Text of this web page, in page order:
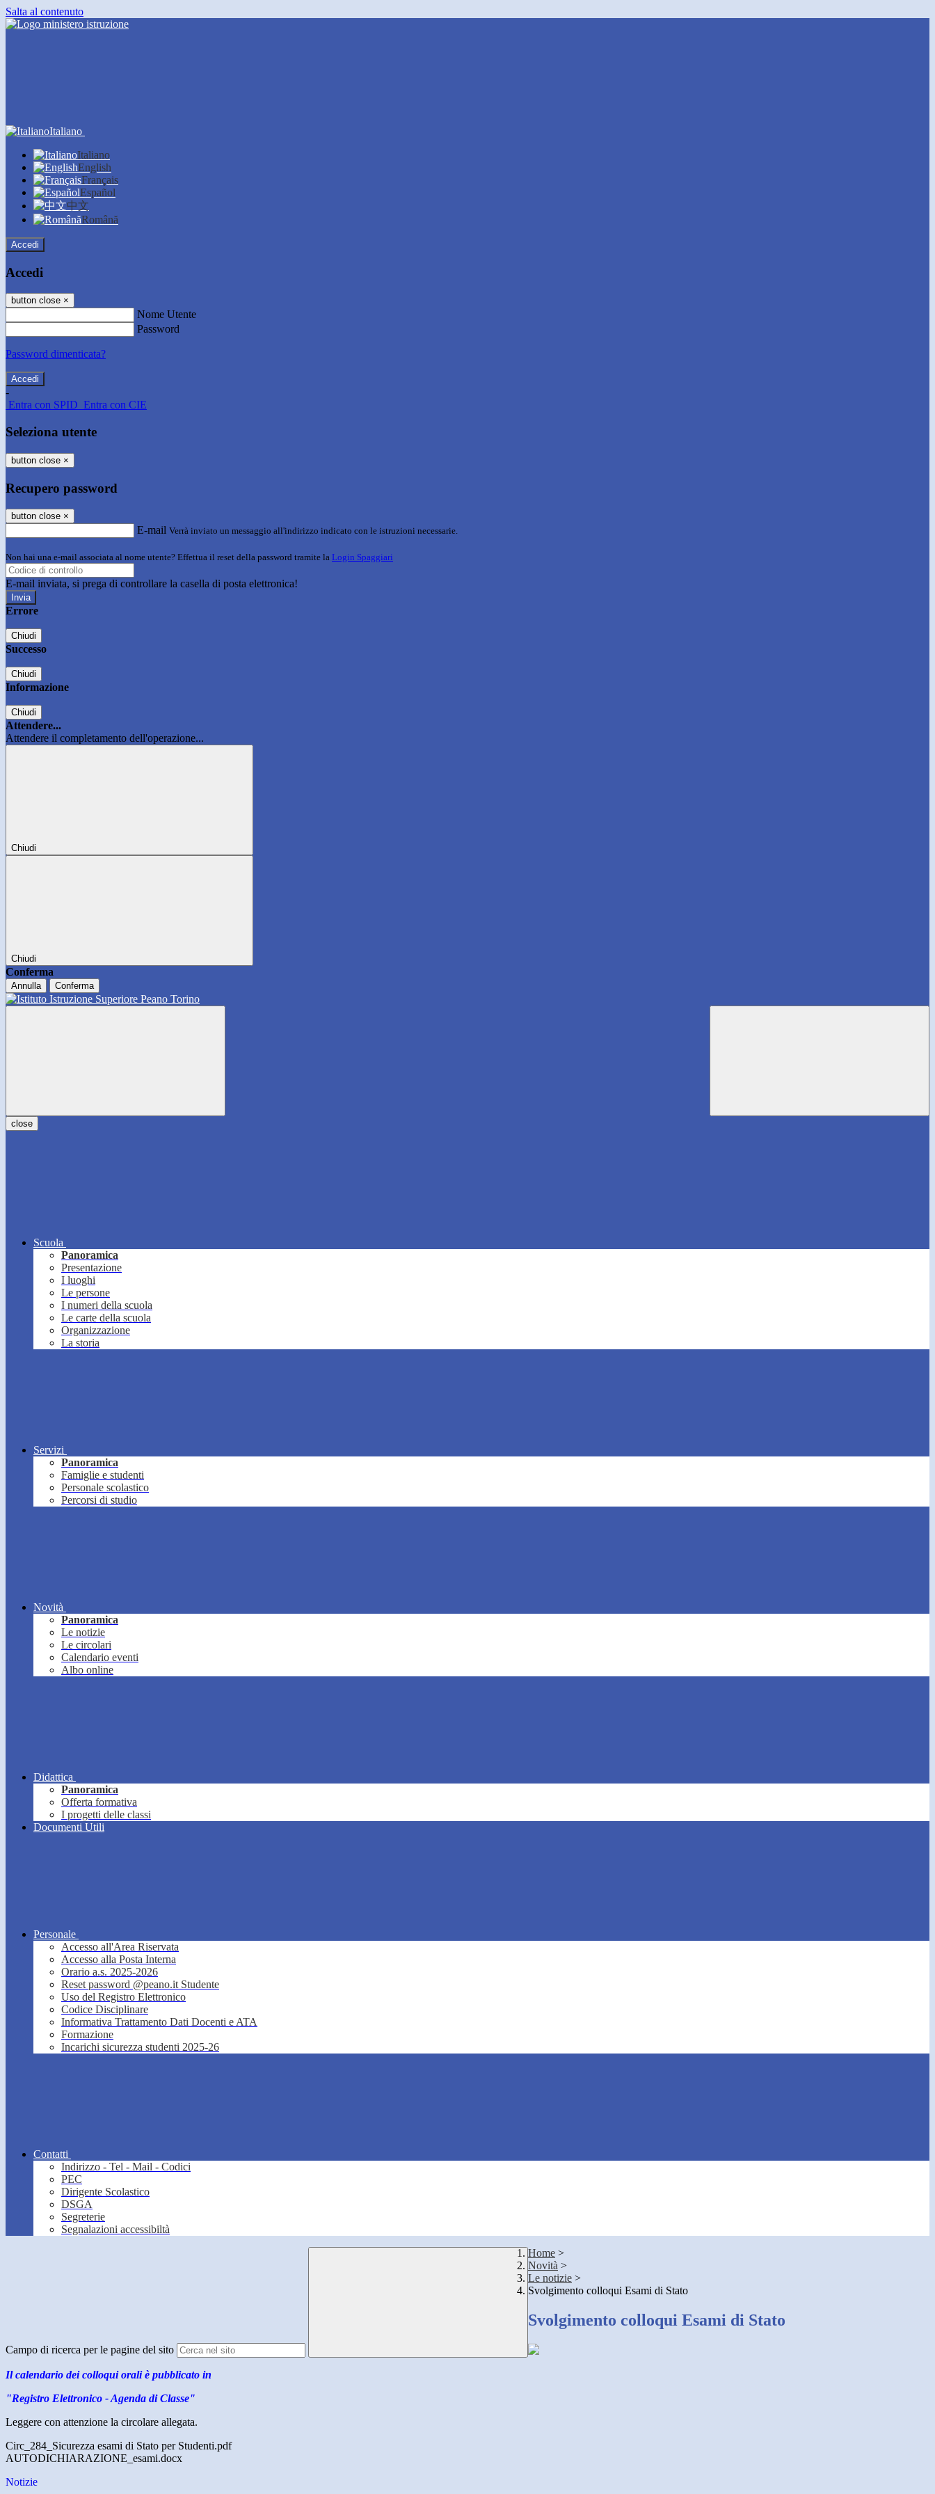
Salta al contenuto
Italiano
Italiano
English
Français
Español
中文
Română
Accedi
Accedi
button close ×
Nome Utente
Password
Password dimenticata?
-
Entra con SPID Entra con CIE
Seleziona utente
button close ×
Recupero password
button close ×
E-mail Verrà inviato un messaggio all'indirizzo indicato con le istruzioni necessarie.
Non hai una e-mail associata al nome utente? Effettua il reset della password tramite la Login Spaggiari
E-mail inviata, si prega di controllare la casella di posta elettronica!
Errore
Chiudi
Successo
Chiudi
Informazione
Chiudi
Attendere...
Attendere il completamento dell'operazione...
Chiudi
Chiudi
Conferma
Annulla Conferma
close
Scuola
Panoramica
Presentazione
I luoghi
Le persone
I numeri della scuola
Le carte della scuola
Organizzazione
La storia
Servizi
Panoramica
Famiglie e studenti
Personale scolastico
Percorsi di studio
Novità
Panoramica
Le notizie
Le circolari
Calendario eventi
Albo online
Didattica
Panoramica
Offerta formativa
I progetti delle classi
Documenti Utili
Personale
Accesso all'Area Riservata
Accesso alla Posta Interna
Orario a.s. 2025-2026
Reset password @peano.it Studente
Uso del Registro Elettronico
Codice Disciplinare
Informativa Trattamento Dati Docenti e ATA
Formazione
Incarichi sicurezza studenti 2025-26
Contatti
Indirizzo - Tel - Mail - Codici
PEC
Dirigente Scolastico
DSGA
Segreterie
Segnalazioni accessibiltà
Campo di ricerca per le pagine del sito
Home >
Novità >
Le notizie >
Svolgimento colloqui Esami di Stato
Svolgimento colloqui Esami di Stato
Il calendario dei colloqui orali è pubblicato in
"Registro Elettronico - Agenda di Classe"
Leggere con attenzione la circolare allegata.
Circ_284_Sicurezza esami di Stato per Studenti.pdf
AUTODICHIARAZIONE_esami.docx
Notizie